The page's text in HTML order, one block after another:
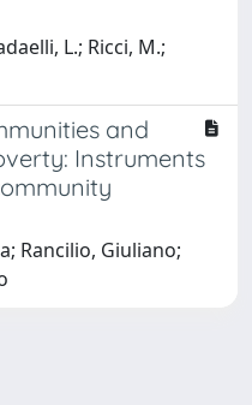
L.; Ricci, M.;
and
Instruments
Rancilio, Giuliano;